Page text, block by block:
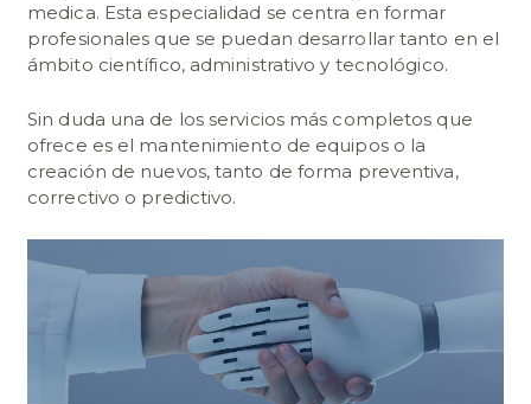
medica. Esta especialidad se centra en formar
profesionales que se puedan desarrollar tanto en el
ámbito científico, administrativo y tecnológico.
Sin duda una de los servicios más completos que
ofrece es el mantenimiento de equipos o la
creación de nuevos, tanto de forma preventiva,
correctivo o predictivo.